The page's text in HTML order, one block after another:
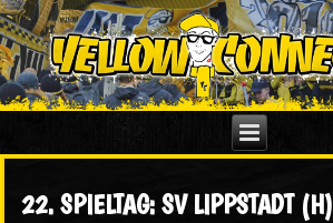
22. SPIELTAG: SV LIPPSTADT (H)